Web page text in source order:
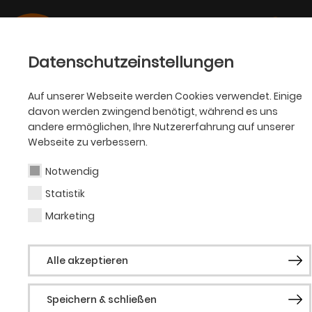
Datenschutzeinstellungen
Auf unserer Webseite werden Cookies verwendet. Einige
davon werden zwingend benötigt, während es uns
andere ermöglichen, Ihre Nutzererfahrung auf unserer
Webseite zu verbessern.
Notwendig
Statistik
Marketing
Alle akzeptieren
Speichern & schließen
Barrierefreiheit
Zugänglichkeit der Spielstätten
Fahrdienst für Menschen mit Behinderung
Zugänglichkeit der Veranstaltungen